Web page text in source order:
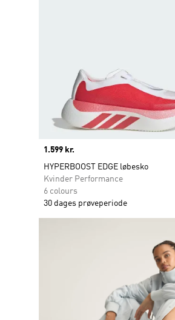
Price
1.599 kr.
HYPERBOOST EDGE løbesko
Kvinder Performance
6 colours
30 dages prøveperiode